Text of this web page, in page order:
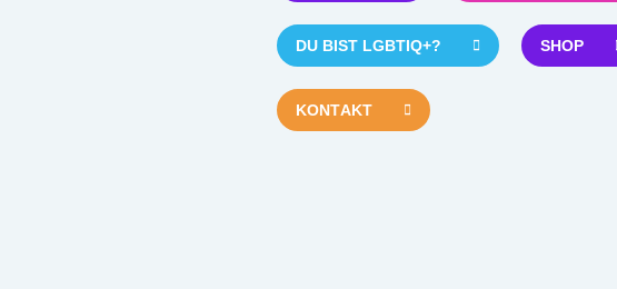
DU BIST LGBTIQ+? SHOP
KONTAKT